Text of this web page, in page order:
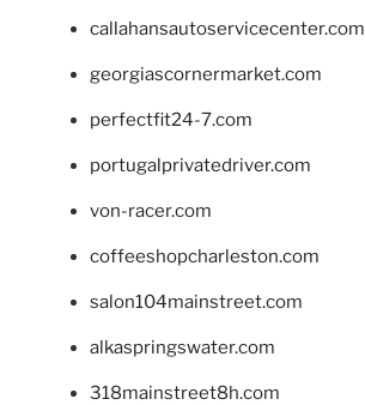
callahansautoservicecenter.com
georgiascornermarket.com
perfectfit24-7.com
portugalprivatedriver.com
von-racer.com
coffeeshopcharleston.com
salon104mainstreet.com
alkaspringswater.com
318mainstreet8h.com